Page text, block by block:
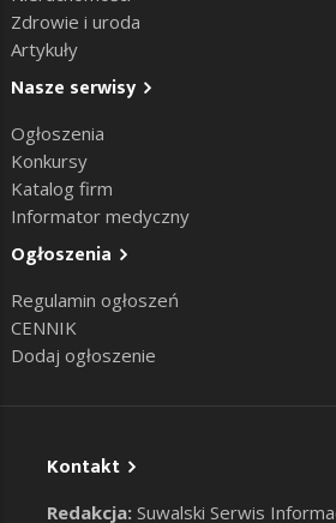
Zdrowie i uroda
Artykuły
Nasze serwisy
Ogłoszenia
Konkursy
Katalog firm
Informator medyczny
Ogłoszenia
Regulamin ogłoszeń
CENNIK
Dodaj ogłoszenie
Kontakt
Redakcja: Suwalski Serwis